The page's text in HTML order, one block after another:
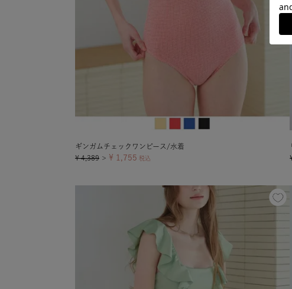
ギンガムチェックワンピース/水着
¥ 4,389 ＞ ¥ 1,755 税込